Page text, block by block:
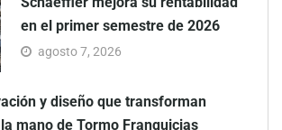
en el primer semestre de 2026
agosto 7, 2026
y diseño que transforman
mano de Tormo Franquicias